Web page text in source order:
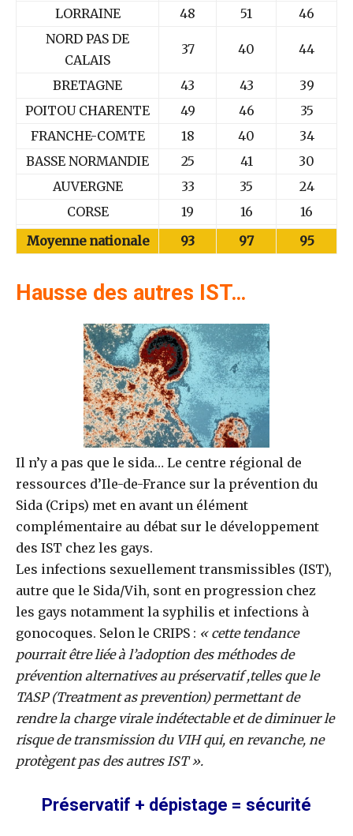
LORRAINE
48 51
46
NORD PAS DE
CALAIS
37 40 44
BRETAGNE 43 43
39
POITOU CHARENTE
49 46
35
FRANCHE-COMTE
18 40
34
BASSE NORMANDIE
25 41
30
AUVERGNE
33 35
24
CORSE
19 16
16
Moyenne nationale
93 97 95
Hausse des autres IST…
Il n’y a pas que le sida… Le centre régional de
ressources d’Ile-de-France sur la prévention du
Sida (Crips) met en avant un élément
complémentaire au débat sur le développement
des IST chez les gays.
Les infections sexuellement transmissibles (IST),
autre que le Sida/Vih, sont en progression chez
les gays notamment la syphilis et infections à
gonocoques. Selon le CRIPS : « cette tendance
pourrait être liée à l’adoption des méthodes de
prévention alternatives au préservatif ,telles que le
TASP (Treatment as prevention) permettant de
rendre la charge virale indétectable et de diminuer le
risque de transmission du VIH qui, en revanche, ne
protègent pas des autres IST ».
Préservatif + dépistage = sécurité